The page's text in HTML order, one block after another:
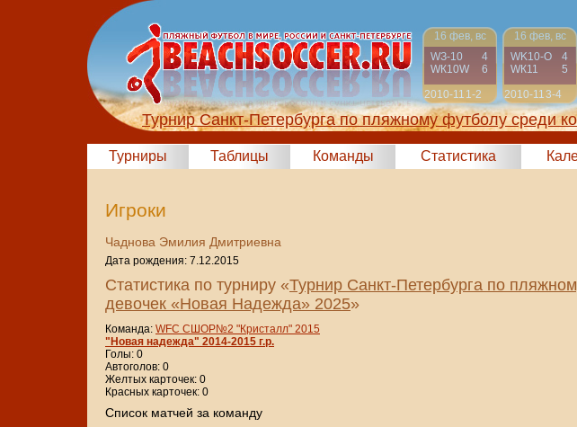
16 фев, вс
WЗ-10
4
WК10W
6
2010-11 1-2
16 фев, вс
WK10-О
4
WК11
5
2010-113-4
Турнир Санкт-Петербурга по пляжному футболу среди
Турниры Таблицы Команды Статистика
Игроки
Чаднова Эмилия Дмитриевна
Дата рождения: 7.12.2015
Статистика по турниру «Турнир Санкт-Петербурга по
девочек «Новая Надежда» 2025»
Команда: WFC СШОР№2 "Кристалл" 2015
"Новая надежда" 2014-2015 г.р.
Голы: 0
Автоголов: 0
Желтых карточек: 0
Красных карточек: 0
Cписок матчей за команду